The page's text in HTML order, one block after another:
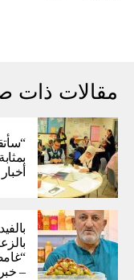
مقالات ذات
أخبار
– خبر